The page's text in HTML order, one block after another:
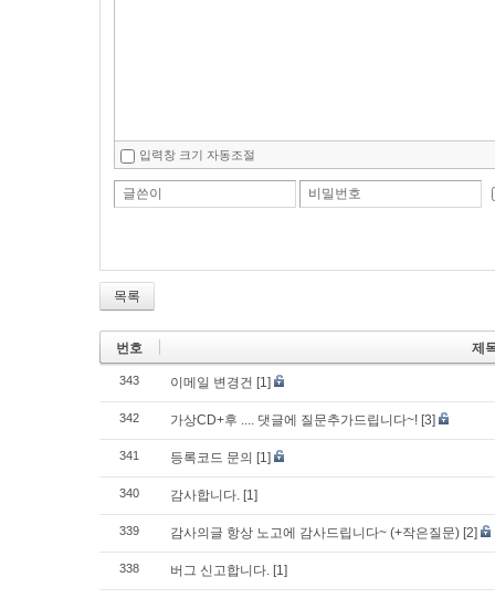
입력창 크기 자동조절
글쓴이 비밀번호
목록
번호 제
343 이메일 변경건 [1]
342 가상CD+후 .... 댓글에 질문추가드립니다~! [3]
341 등록코드 문의 [1]
340 감사합니다. [1]
339 감사의글 항상 노고에 감사드립니다~ (+작은질문) [2]
338 버그 신고합니다. [1]